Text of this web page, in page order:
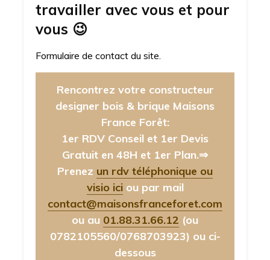
travailler avec vous et pour
vous 😉
Formulaire de contact du site.
Rencontrez votre constructeur
designer bois & brique Maisons
France Forêt:
1er RDV Conseil et 1er Devis
Gratuit en 48H et 1er Plan.⇒
Prenez un rdv téléphonique ou
visio iciou par mail
contact@maisonsfranceforet.com
ou au 01.88.31.66.12 (ou
0782105560/0768703923) ou ci-
dessous